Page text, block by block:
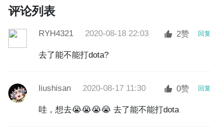
评论列表
RYH4321 2020-08-18 22:03 2赞 回复
去了能不能打dota?
liushisan 2020-08-17 11:30 0赞 回复
哇，想去😭😭😭😭 去了能不能打dota